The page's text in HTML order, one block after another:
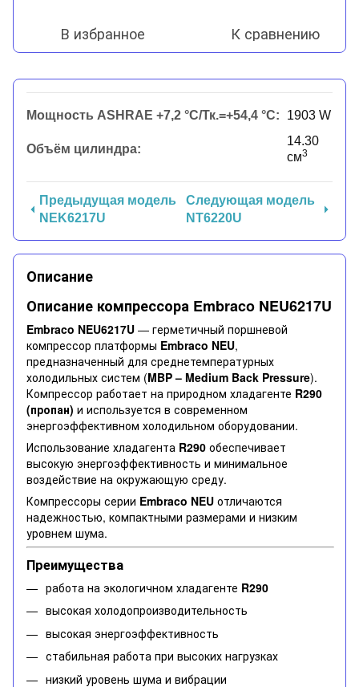
В избранное К сравнению
Мощность ASHRAE +7,2 °C/Тк.=+54,4 °C: 1903 W
Объём цилиндра:
14.30
см3
Предыдущая модель
NEK6217U
Следующая модель
NT6220U
Описание
Описание компрессора Embraco NEU6217U
Embraco NEU6217U — герметичный поршневой
компрессор платформы Embraco NEU,
предназначенный для среднетемпературных
холодильных систем (MBP – Medium Back Pressure).
Компрессор работает на природном хладагенте R290
(пропан) и используется в современном
энергоэффективном холодильном оборудовании.
Использование хладагента R290 обеспечивает
высокую энергоэффективность и минимальное
воздействие на окружающую среду.
Компрессоры серии Embraco NEU отличаются
надежностью, компактными размерами и низким
уровнем шума.
Преимущества
работа на экологичном хладагенте R290
высокая холодопроизводительность
высокая энергоэффективность
стабильная работа при высоких нагрузках
низкий уровень шума и вибрации